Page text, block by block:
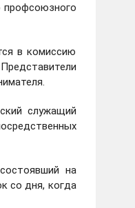
профсоюзного
в комиссию
служащий
на
со дня, когда